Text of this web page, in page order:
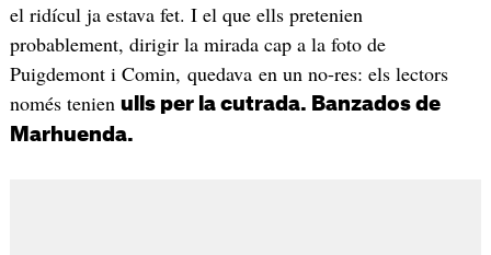
el ridícul ja estava fet. I el que ells pretenien
probablement, dirigir la mirada cap a la foto de
Puigdemont i Comin, quedava en un no-res: els lectors
només tenien ulls per la cutrada. Banzados de
Marhuenda.